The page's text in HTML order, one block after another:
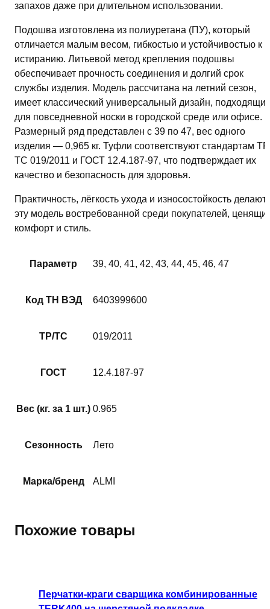
запахов даже при длительном использовании.
Подошва изготовлена из полиуретана (ПУ), который
отличается малым весом, гибкостью и устойчивостью к
истиранию. Литьевой метод крепления подошвы
обеспечивает прочность соединения и долгий срок
службы изделия. Модель рассчитана на летний сезон,
имеет классический универсальный дизайн,
для повседневной носки в городской среде или офисе.
Размерный ряд представлен с 39 по 47, вес одного
изделия — 0,965 кг. Туфли соответствуют стандартам ТР
ТС 019/2011 и ГОСТ 12.4.187-97, что подтверждает их
качество и безопасность для здоровья.
Практичность, лёгкость ухода и износостойкость делают
эту модель востребованной среди покупателей,
комфорт и стиль.
Параметр 39, 40, 41, 42, 43, 44, 45, 46, 47
Код ТН ВЭД 6403999600
ТР/ТС 019/2011
ГОСТ 12.4.187-97
Вес (кг. за 1 шт.) 0.965
Сезонность Лето
Марка/бренд ALMI
Похожие товары
Перчатки-краги сварщика комбинированные